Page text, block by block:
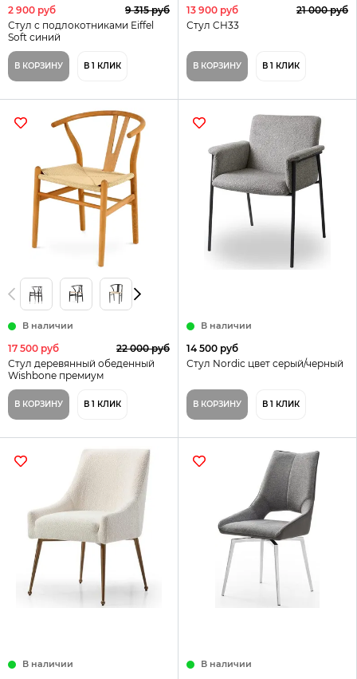
2 900 руб
9 315 руб
Стул с подлокотниками Eiffel
Soft синий
В КОРЗИНУ В 1 КЛИК
13 900 руб
21 000 руб
Стул CH33
В КОРЗИНУ В 1 КЛИК
В наличии
17 500 руб
22 000 руб
Стул деревянный обеденный
Wishbone премиум
В КОРЗИНУ В 1 КЛИК
В наличии
14 500 руб
Стул Nordic цвет серый/черный
В КОРЗИНУ В 1 КЛИК
В наличии В наличии